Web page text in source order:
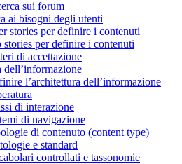
sui forum
ai bisogni degli utenti
stories per definire i contenuti
stories per definire i contenuti
di accettazione
l’architettura dell’informazione
di interazione
di navigazione
di contenuto (content type)
e standard
controllati e tassonomie